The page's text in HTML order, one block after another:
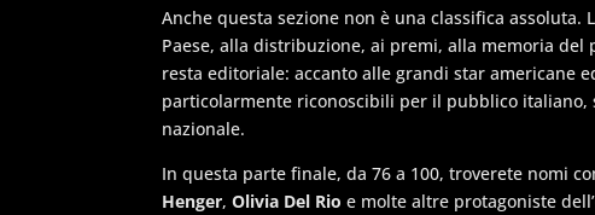
Anche questa sezione non è una classifica
Paese, alla distribuzione, ai premi, alla memoria
resta editoriale: accanto alle grandi star americane
particolarmente riconoscibili per il pubblico
nazionale.
In questa parte finale, da 76 a 100, troverete nomi
Henger,Olivia Del Rio e molte altre protagoniste